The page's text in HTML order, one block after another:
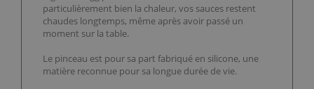
particulièrement bien la chaleur, vos sauces restent
chaudes longtemps, même après avoir passé un
moment sur la table.
Le pinceau est pour sa part fabriqué en silicone, une
matière reconnue pour sa longue durée de vie.